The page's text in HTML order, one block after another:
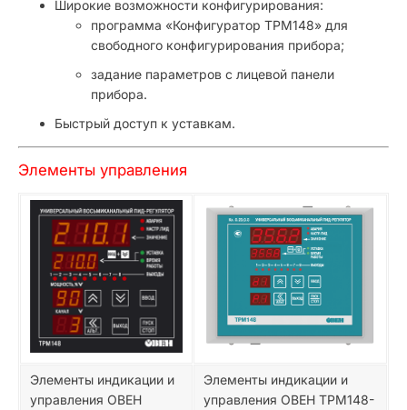
Широкие возможности конфигурирования:
программа «Конфигуратор ТРМ148» для
свободного конфигурирования прибора;
задание параметров с лицевой панели
прибора.
Быстрый доступ к уставкам.
Элементы управления
Элементы индикации и
управления ОВЕН
Элементы индикации и
управления ОВЕН ТРМ148-